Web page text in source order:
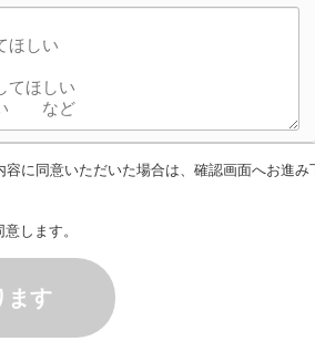
に同意いただいた場合は、確認画面へお進み
します。
ます